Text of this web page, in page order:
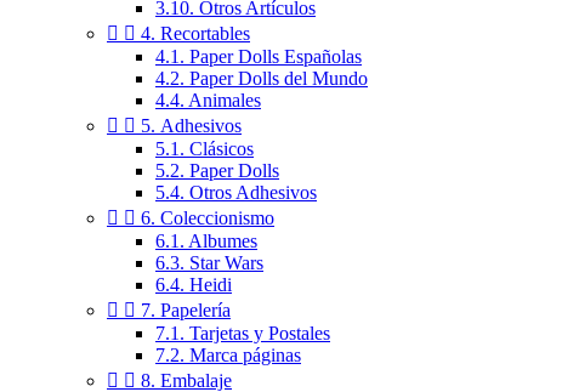
3.10. Otros Artículos
  4. Recortables
4.1. Paper Dolls Españolas
4.2. Paper Dolls del Mundo
4.4. Animales
  5. Adhesivos
5.1. Clásicos
5.2. Paper Dolls
5.4. Otros Adhesivos
  6. Coleccionismo
6.1. Albumes
6.3. Star Wars
6.4. Heidi
  7. Papelería
7.1. Tarjetas y Postales
7.2. Marca páginas
  8. Embalaje